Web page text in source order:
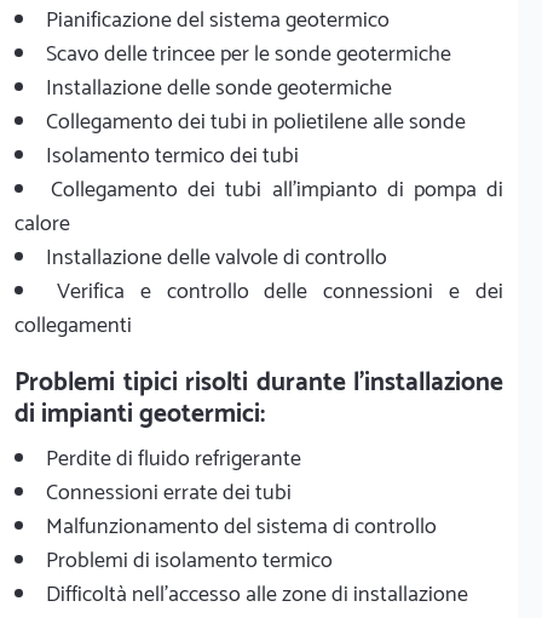
Pianificazione del sistema geotermico
Scavo delle trincee per le sonde geotermiche
Installazione delle sonde geotermiche
Collegamento dei tubi in polietilene alle sonde
Isolamento termico dei tubi
Collegamento dei tubi all'impianto di pompa di
calore
Installazione delle valvole di controllo
Verifica e controllo delle connessioni e dei
collegamenti
Problemi tipici risolti durante l'installazione
di impianti geotermici:
Perdite di fluido refrigerante
Connessioni errate dei tubi
Malfunzionamento del sistema di controllo
Problemi di isolamento termico
Difficoltà nell'accesso alle zone di installazione